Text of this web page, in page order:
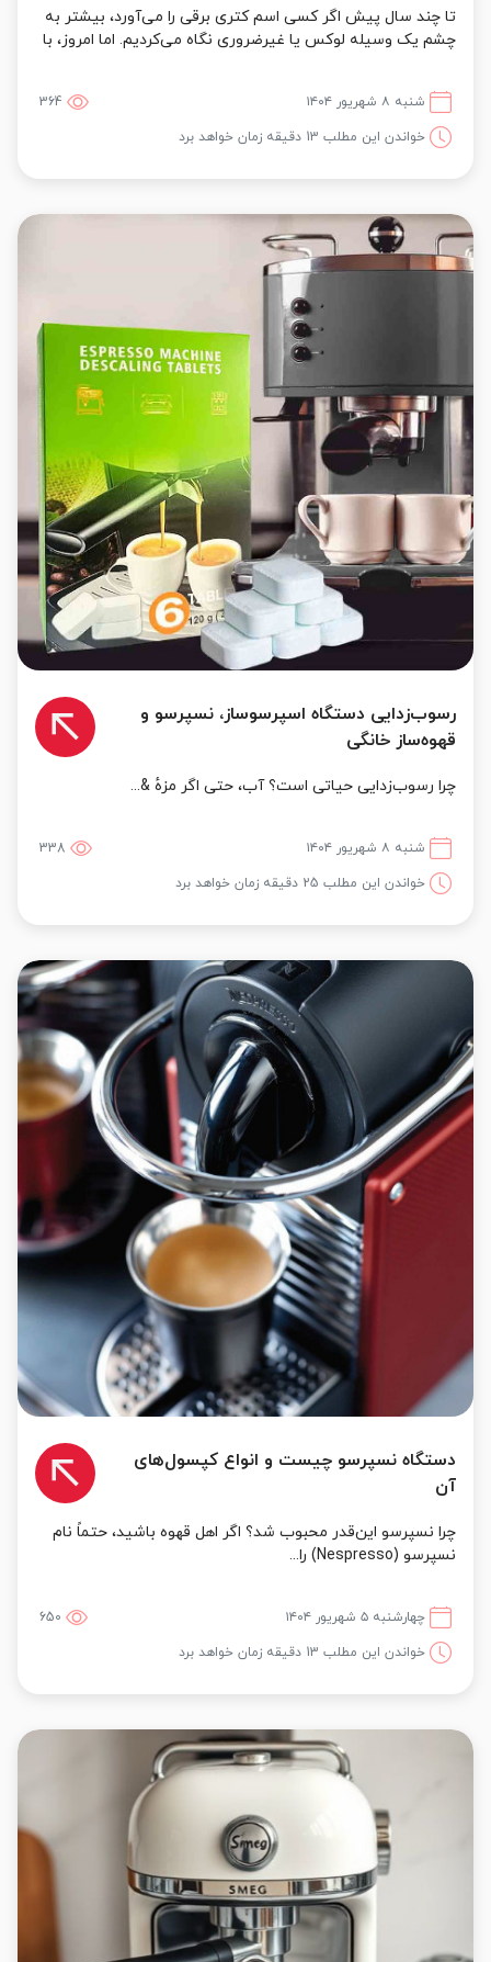
تا چند سال پیش اگر کسی اسم کتری برقی را می‌آورد، بیشتر به
چشم یک وسیله لوکس یا غیرضروری نگاه می‌کردیم. اما امروز، با
شنبه ۸ شهریور ۱۴۰۴
364
خواندن این مطلب 13 دقیقه زمان خواهد برد
رسوب‌زدایی دستگاه اسپرسوساز، نسپرسو و
قهوه‌ساز خانگی
چرا رسوب‌زدایی حیاتی است؟ آب، حتی اگر مزهٔ &...
شنبه ۸ شهریور ۱۴۰۴
338
خواندن این مطلب 25 دقیقه زمان خواهد برد
دستگاه نسپرسو چیست و انواع کپسول‌های
آن
چرا نسپرسو این‌قدر محبوب شد؟ اگر اهل قهوه باشید، حتماً نام
نسپرسو (Nespresso) را...
چهارشنبه ۵ شهریور ۱۴۰۴
650
خواندن این مطلب 13 دقیقه زمان خواهد برد